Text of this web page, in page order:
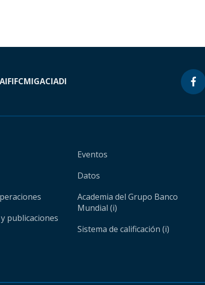
AIFIFCMIGACIADI
publicaciones
Eventos
Datos
Academia del Grupo Banco
Mundial (i)
Sistema de calificación (i)